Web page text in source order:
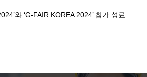
와 ‘G-FAIR KOREA 2024’ 참가 성료